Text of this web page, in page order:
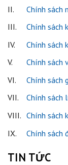
II.
Chính sách
III.
Chính sách
IV.
Chính sách
V.
Chính sách
VI.
Chính sách
VII.
Chính sách
VIII. Chính sách
IX.
Chính sách
TIN TỨC